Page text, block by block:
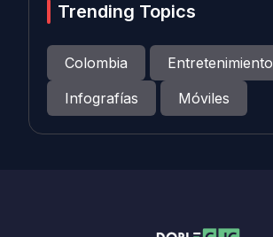
Trending Topics
Colombia
Entretenimiento
Infografías
Móviles